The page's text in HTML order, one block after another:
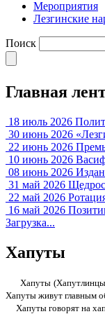
Мероприятия
Лезгинские
Поиск
Главная
18 июль 2026
30 июнь 2026
22 июнь 2026
10 июнь 2026
08 июнь 2026
31 май 2026
22 май 2026
16 май 2026
Загрузка...
Хапуты
Хапуты
Хапуты живут главным
Хапуты говорят на